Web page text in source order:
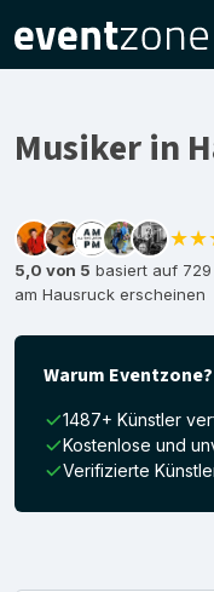
Musiker in
5,0 von 5 basiert auf
am Hausruck erscheinen
Warum Eventzone?
1487+ Künstler
Kostenlose und
Verifizierte